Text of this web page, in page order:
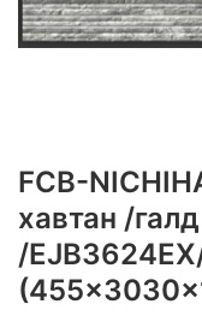
FCB-
хавтан /
/